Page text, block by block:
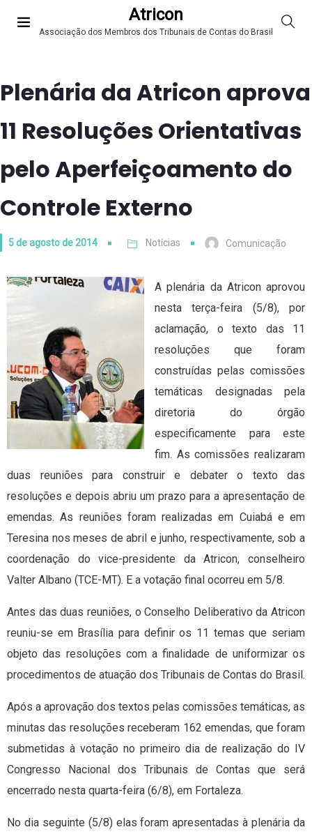
Atricon
Associação dos Membros dos Tribunais de Contas do Brasil
Plenária da Atricon aprova
11 Resoluções Orientativas
pelo Aperfeiçoamento do
Controle Externo
5 de agosto de 2014 Notícias Comunicação
A plenária da Atricon aprovou
nesta terça-feira (5/8), por
aclamação, o texto das 11
resoluções que foram
construídas pelas comissões
temáticas designadas pela
diretoria do órgão
especificamente para este
fim. As comissões realizaram
duas reuniões para construir e debater o texto das
resoluções e depois abriu um prazo para a apresentação de
emendas. As reuniões foram realizadas em Cuiabá e em
Teresina nos meses de abril e junho, respectivamente, sob a
coordenação do vice-presidente da Atricon, conselheiro
Valter Albano (TCE-MT). E a votação final ocorreu em 5/8.
Antes das duas reuniões, o Conselho Deliberativo da Atricon
reuniu-se em Brasília para definir os 11 temas que seriam
objeto das resoluções com a finalidade de uniformizar os
procedimentos de atuação dos Tribunais de Contas do Brasil.
Após a aprovação dos textos pelas comissões temáticas, as
minutas das resoluções receberam 162 emendas, que foram
submetidas à votação no primeiro dia de realização do IV
Congresso Nacional dos Tribunais de Contas que será
encerrado nesta quarta-feira (6/8), em Fortaleza.
No dia seguinte (5/8) elas foram apresentadas à plenária da